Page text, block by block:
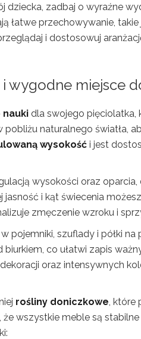
zadbaj o wyraźne
łatwe przechowywanie, takie
i dostosowuj
wygodne miejsce
dla swojego pięciolatka,
pobliżu naturalnego światła,
wysokość i jest
wysokości oraz
jasność i kąt świecenia
zmęczenie wzroku i
pojemniki, szuflady i półki
co ułatwi zapis
oraz intensywnych
rośliny doniczkowe ,
wszystkie meble są